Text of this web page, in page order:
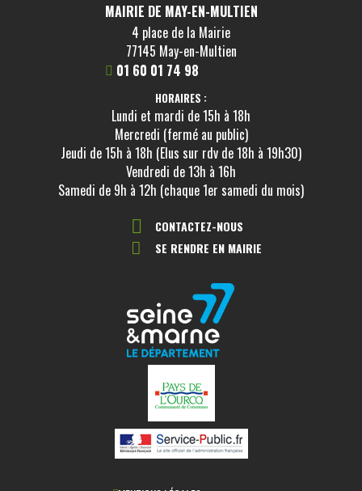
MAIRIE DE MAY-EN-MULTIEN
4 place de la Mairie
77145 May-en-Multien
01 60 01 74 98
HORAIRES :
Lundi et mardi de 15h à 18h
Mercredi (fermé au public)
Jeudi de 15h à 18h (Elus sur rdv de 18h à 19h30)
Vendredi de 13h à 16h
Samedi de 9h à 12h (chaque 1er samedi du mois)
CONTACTEZ-NOUS
SE RENDRE EN MAIRIE